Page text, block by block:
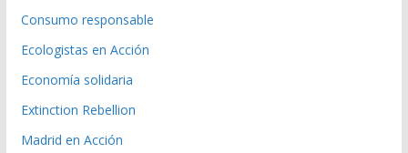
Consumo responsable
Ecologistas en Acción
Economía solidaria
Extinction Rebellion
Madrid en Acción